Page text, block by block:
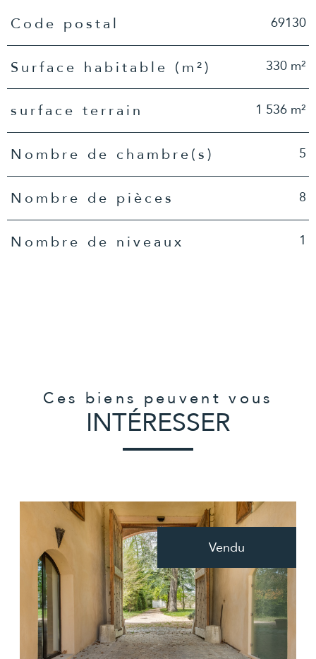
TRAD_PAMPERO_Caracteristique
Code postal 69130
Surface habitable (m²) 330 m²
surface terrain 1 536 m²
Nombre de chambre(s) 5
Nombre de pièces 8
Nombre de niveaux 1
Ces biens peuvent vous
INTÉRESSER
Vendu
voir le bien